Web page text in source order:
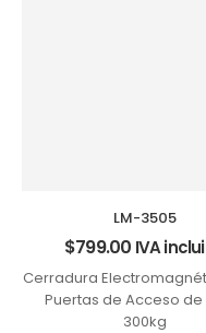
LM-3505
$799.00 IVA
Cerradura
Puertas de Acceso de
300kg